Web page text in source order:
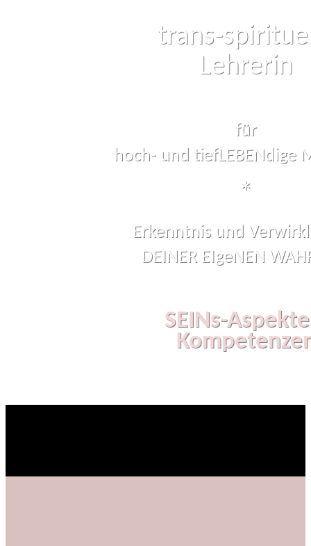
trans-
Lehrerin
für
hoch- und tiefLEBENdige
*
Erkenntnis und
DEINER EIgeNEN
SEINs-